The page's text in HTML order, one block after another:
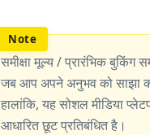
समीक्षा मूल्य / प्रारंभिक बुकिंग
जब आप अपने अनुभव को साझा
हालांकि, यह सोशल मीडिया
आधारित छूट प्रतिबंधित है।